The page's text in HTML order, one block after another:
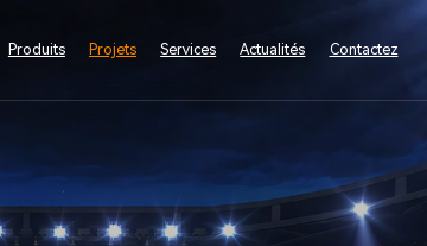
Produits Projets Services Actualités Contactez